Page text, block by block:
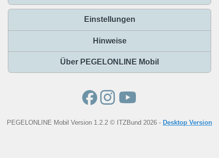
Einstellungen
Hinweise
Über PEGELONLINE Mobil
PEGELONLINE Mobil Version 1.2.2 © ITZBund 2026 - Desktop Version